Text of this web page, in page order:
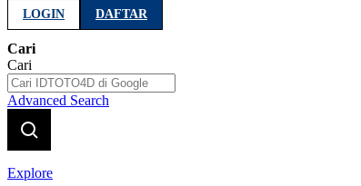
LOGIN DAFTAR
Cari
Cari
Advanced Search
Explore